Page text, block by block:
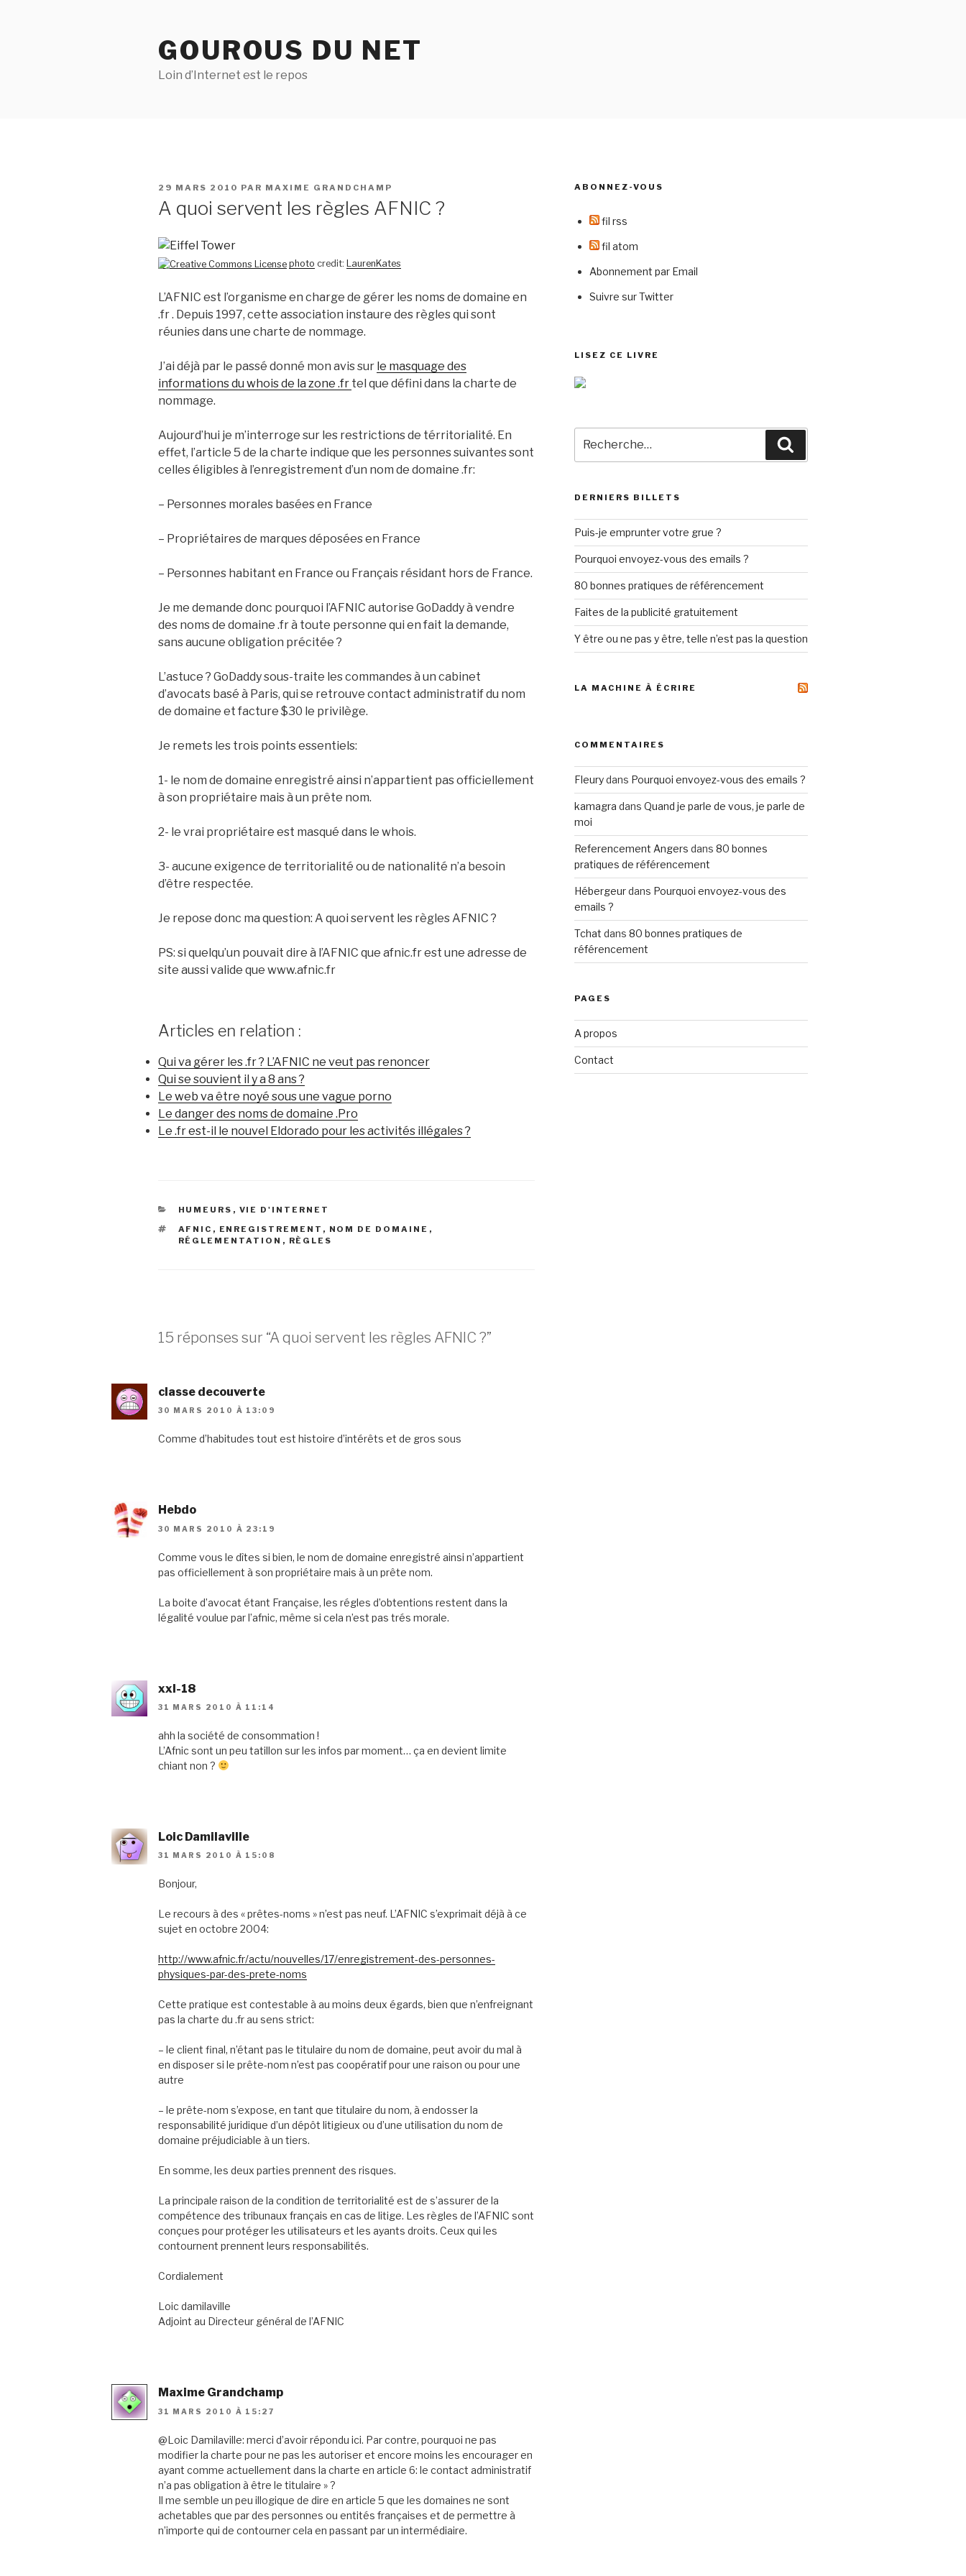
GOUROUS DU NET
Loin d’Internet est le repos
PUBLIÉ
29 MARS 2010 PAR MAXIME GRANDCHAMP
A quoi servent les règles AFNIC ?
photo credit: LaurenKates
L’AFNIC est l’organisme en charge de gérer les noms de domaine en
.fr . Depuis 1997, cette association instaure des règles qui sont
réunies dans une charte de nommage.
J’ai déjà par le passé donné mon avis sur le masquage des
informations du whois de la zone .fr tel que défini dans la charte de
nommage.
Aujourd’hui je m’interroge sur les restrictions de térritorialité. En
effet, l’article 5 de la charte indique que les personnes suivantes sont
celles éligibles à l’enregistrement d’un nom de domaine .fr:
– Personnes morales basées en France
– Propriétaires de marques déposées en France
– Personnes habitant en France ou Français résidant hors de France.
Je me demande donc pourquoi l’AFNIC autorise GoDaddy à vendre
des noms de domaine .fr à toute personne qui en fait la demande,
sans aucune obligation précitée ?
L’astuce ? GoDaddy sous-traite les commandes à un cabinet
d’avocats basé à Paris, qui se retrouve contact administratif du nom
de domaine et facture $30 le privilège.
Je remets les trois points essentiels:
1- le nom de domaine enregistré ainsi n’appartient pas officiellement
à son propriétaire mais à un prête nom.
2- le vrai propriétaire est masqué dans le whois.
3- aucune exigence de territorialité ou de nationalité n’a besoin
d’être respectée.
Je repose donc ma question: A quoi servent les règles AFNIC ?
PS: si quelqu’un pouvait dire à l’AFNIC que afnic.fr est une adresse de
site aussi valide que www.afnic.fr
Articles en relation :
Qui va gérer les .fr ? L’AFNIC ne veut pas renoncer
Qui se souvient il y a 8 ans ?
Le web va être noyé sous une vague porno
Le danger des noms de domaine .Pro
Le .fr est-il le nouvel Eldorado pour les activités illégales ?
CATÉGORIES
HUMEURS , VIE D'INTERNET
ÉTIQUETTES
AFNIC , ENREGISTREMENT , NOM DE DOMAINE ,
RÉGLEMENTATION , RÈGLES
15 réponses sur “A quoi servent les règles AFNIC ?”
classe decouverte
30 MARS 2010 À 13:09
Comme d’habitudes tout est histoire d’intérêts et de gros sous
Hebdo
30 MARS 2010 À 23:19
Comme vous le dîtes si bien, le nom de domaine enregistré ainsi n’appartient
pas officiellement à son propriétaire mais à un prête nom.
La boite d’avocat étant Française, les régles d’obtentions restent dans la
légalité voulue par l’afnic, même si cela n’est pas trés morale.
xxl-18
31 MARS 2010 À 11:14
ahh la société de consommation !
L’Afnic sont un peu tatillon sur les infos par moment… ça en devient limite
chiant non ?
Loic Damilaville
31 MARS 2010 À 15:08
Bonjour,
Le recours à des « prêtes-noms » n’est pas neuf. L’AFNIC s’exprimait déjà à ce
sujet en octobre 2004:
http://www.afnic.fr/actu/nouvelles/17/enregistrement-des-personnes-
physiques-par-des-prete-noms
Cette pratique est contestable à au moins deux égards, bien que n’enfreignant
pas la charte du .fr au sens strict:
– le client final, n’étant pas le titulaire du nom de domaine, peut avoir du mal à
en disposer si le prête-nom n’est pas coopératif pour une raison ou pour une
autre
– le prête-nom s’expose, en tant que titulaire du nom, à endosser la
responsabilité juridique d’un dépôt litigieux ou d’une utilisation du nom de
domaine préjudiciable à un tiers.
En somme, les deux parties prennent des risques.
La principale raison de la condition de territorialité est de s’assurer de la
compétence des tribunaux français en cas de litige. Les règles de l’AFNIC sont
conçues pour protéger les utilisateurs et les ayants droits. Ceux qui les
contournent prennent leurs responsabilités.
Cordialement
Loic damilaville
Adjoint au Directeur général de l’AFNIC
Maxime Grandchamp
31 MARS 2010 À 15:27
@Loic Damilaville: merci d’avoir répondu ici. Par contre, pourquoi ne pas
modifier la charte pour ne pas les autoriser et encore moins les encourager en
ayant comme actuellement dans la charte en article 6: le contact administratif
n’a pas obligation à être le titulaire » ?
Il me semble un peu illogique de dire en article 5 que les domaines ne sont
achetables que par des personnes ou entités françaises et de permettre à
n’importe qui de contourner cela en passant par un intermédiaire.
ABONNEZ-VOUS
fil rss
fil atom
Abonnement par Email
Suivre sur Twitter
LISEZ CE LIVRE
pour
:
DERNIERS BILLETS
Puis-je emprunter votre grue ?
Pourquoi envoyez-vous des emails ?
80 bonnes pratiques de référencement
Faites de la publicité gratuitement
Y être ou ne pas y être, telle n’est pas la question
LA MACHINE À ÉCRIRE
COMMENTAIRES
Fleurydans Pourquoi envoyez-vous des emails ?
kamagra dans Quand je parle de vous, je parle de
moi
Referencement Angers dans 80 bonnes
pratiques de référencement
Hébergeurdans Pourquoi envoyez-vous des
emails ?
Tchat dans 80 bonnes pratiques de
référencement
PAGES
A propos
Contact